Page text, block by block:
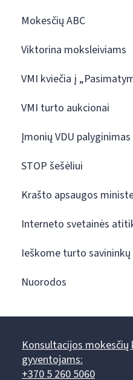
Mokesčių ABC
Viktorina moksleiviams
VMI kviečia į
VMI turto aukcionai
Įmonių VDU palyginimas
STOP šešėliui
Krašto apsaugos
Interneto svetainės
Ieškome turto savininkų
Nuorodos
Konsultacijos mokesčių
gyventojams:
+370 5 260 5060